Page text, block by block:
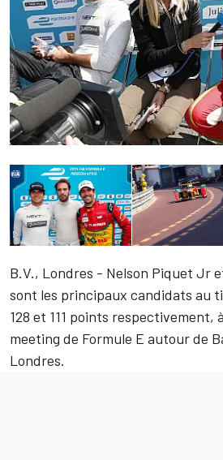
B.V., Londres - Nelson Piquet Jr
sont les principaux candidats au
128 et 111 points respectivement,
meeting de Formule E autour de
Londres.